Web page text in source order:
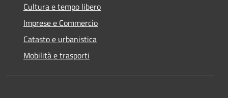
Cultura e tempo libero
Imprese e Commercio
Catasto e urbanistica
Mobilità e trasporti